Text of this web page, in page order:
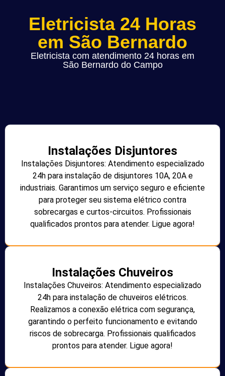
Eletricista 24 Horas
em São Bernardo
Eletricista com atendimento 24 horas em
São Bernardo do Campo
Instalações Disjuntores
Instalações Disjuntores: Atendimento especializado
24h para instalação de disjuntores 10A, 20A e
industriais. Garantimos um serviço seguro e eficiente
para proteger seu sistema elétrico contra
sobrecargas e curtos-circuitos. Profissionais
qualificados prontos para atender. Ligue agora!
Instalações Chuveiros
Instalações Chuveiros: Atendimento especializado
24h para instalação de chuveiros elétricos.
Realizamos a conexão elétrica com segurança,
garantindo o perfeito funcionamento e evitando
riscos de sobrecarga. Profissionais qualificados
prontos para atender. Ligue agora!